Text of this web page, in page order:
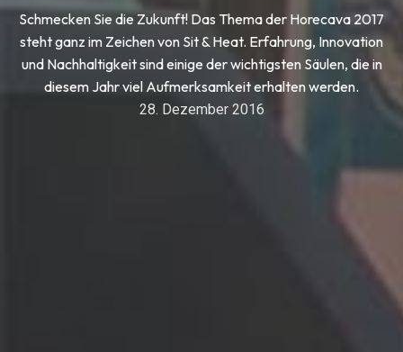
Schmecken Sie die Zukunft! Das Thema der Horecava 2017
steht ganz im Zeichen von Sit & Heat. Erfahrung, Innovation
und Nachhaltigkeit sind einige der wichtigsten Säulen, die in
diesem Jahr viel Aufmerksamkeit erhalten werden.
28. Dezember 2016